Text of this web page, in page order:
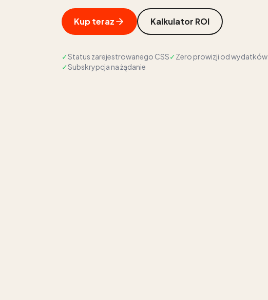
Kup teraz Kalkulator ROI
✓Status zarejestrowanego CSS✓Zero prowizji od wydatków
✓Subskrypcja na żądanie